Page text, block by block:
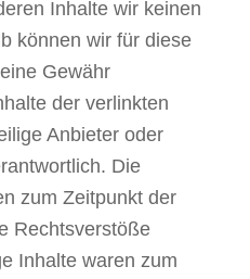
Inhalte wir keinen
können wir für diese
Gewähr
der verlinkten
Anbieter oder
Die
zum Zeitpunkt der
Rechtsverstöße
Inhalte waren zum